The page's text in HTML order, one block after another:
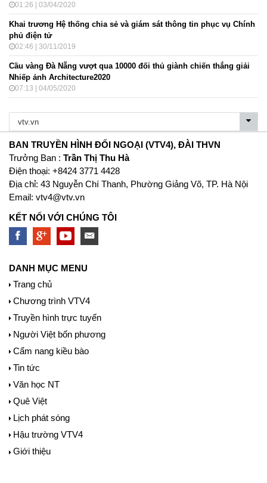
01:26 | 03/04/2020
Khai trương Hệ thống chia sẻ và giám sát thông tin phục vụ Chính
phủ điện tử
02:46 | 30/11/2019
Cầu vàng Đà Nẵng vượt qua 10000 đối thủ giành chiến thắng giải
Nhiếp ảnh Architecture2020
07:13 | 04/05/2020
BAN TRUYỀN HÌNH ĐỐI NGOẠI (VTV4), ĐÀI THVN
Trưởng Ban : Trần Thị Thu Hà
Ðiện thoại: +8424 3771 4428
Địa chỉ: 43 Nguyễn Chí Thanh, Phường Giảng Võ, TP. Hà Nội
Email: vtv4@vtv.vn
KẾT NỐI VỚI CHÚNG TÔI
DANH MỤC MENU
Trang chủ
Chương trình VTV4
Truyền hình trực tuyến
Người Việt bốn phương
Cẩm nang kiều bào
Tin tức
Văn học NT
Quê Việt
Lịch phát sóng
Hậu trường VTV4
Giới thiệu